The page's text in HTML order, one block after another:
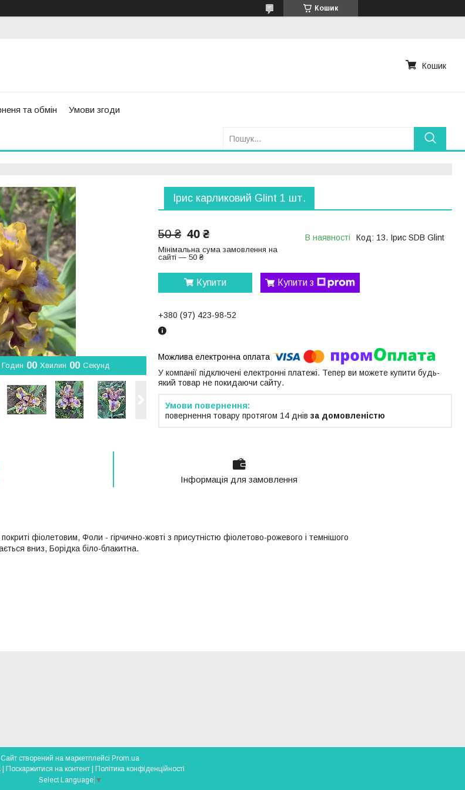
Кошик
Кошик
та обмін Умови згоди
Годин 00 Хвилин 00 Секунд
Ірис карликовий Glint 1 шт.
50 ₴ 40 ₴
Мінімальна сума замовлення на
сайті — 50 ₴
В наявності Код: 13. Ірис SDB Glint
Купити Купити з
+380 (97) 423-98-52
У компанії підключені електронні платежі. Тепер ви можете купити будь-
який товар не покидаючи сайту.
повернення товару протягом 14 днів за домовленістю
Інформація для замовлення
фіолетовим, Фоли - гірчично-жовті з присутністю фіолетово-рожевого і темнішого
вниз, Борідка біло-блакитна.
Сайт створений на маркетплейсі Prom.ua
Поскаржитися на контент
Політика конфіденційності
Select Language ▼